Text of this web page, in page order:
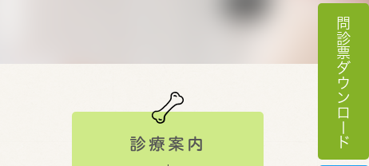
問診票ダウンロード
診療案内